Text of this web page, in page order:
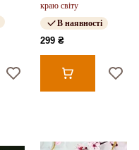
краю світу
В наявності
299 ₴